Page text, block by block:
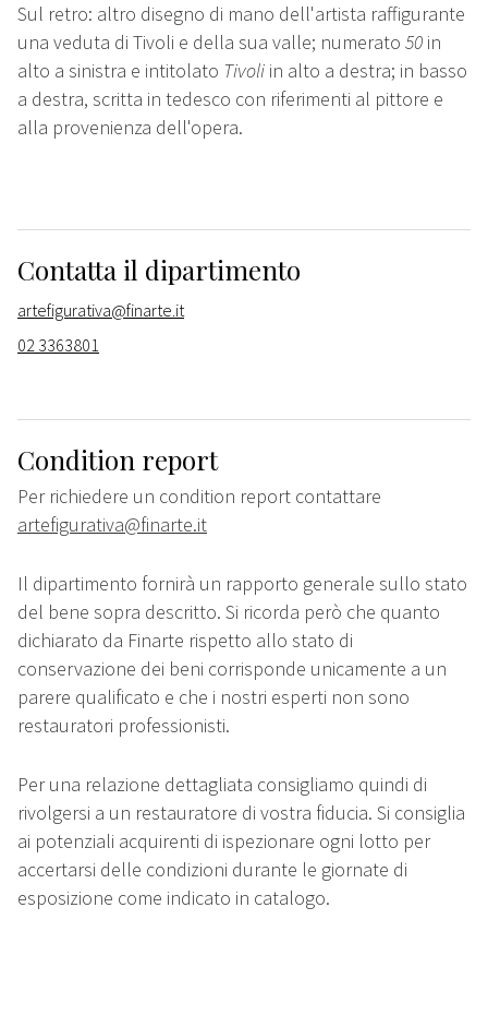
Sul retro: altro disegno di mano dell'artista raffigurante
una veduta di Tivoli e della sua valle; numerato 50 in
alto a sinistra e intitolato Tivoli in alto a destra; in basso
a destra, scritta in tedesco con riferimenti al pittore e
alla provenienza dell'opera.
Contatta il dipartimento
artefigurativa@finarte.it
02 3363801
Condition report
Per richiedere un condition report contattare
artefigurativa@finarte.it
Il dipartimento fornirà un rapporto generale sullo stato
del bene sopra descritto. Si ricorda però che quanto
dichiarato da Finarte rispetto allo stato di
conservazione dei beni corrisponde unicamente a un
parere qualificato e che i nostri esperti non sono
restauratori professionisti.
Per una relazione dettagliata consigliamo quindi di
rivolgersi a un restauratore di vostra fiducia. Si consiglia
ai potenziali acquirenti di ispezionare ogni lotto per
accertarsi delle condizioni durante le giornate di
esposizione come indicato in catalogo.